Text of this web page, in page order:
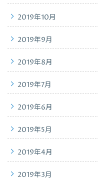
2019年10月
2019年9月
2019年8月
2019年7月
2019年6月
2019年5月
2019年4月
2019年3月